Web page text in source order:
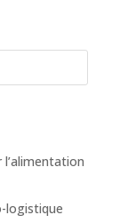
l’alimentation
logistique